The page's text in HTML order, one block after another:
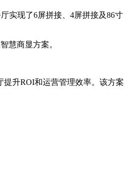
实现了6屏拼接、4屏拼接及86寸
慧商显方案。
升ROI和运营管理效率。该方案